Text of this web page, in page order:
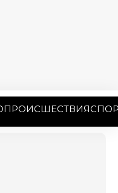
ПРОИСШЕСТВИЯ